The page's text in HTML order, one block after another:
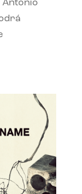
Antonio